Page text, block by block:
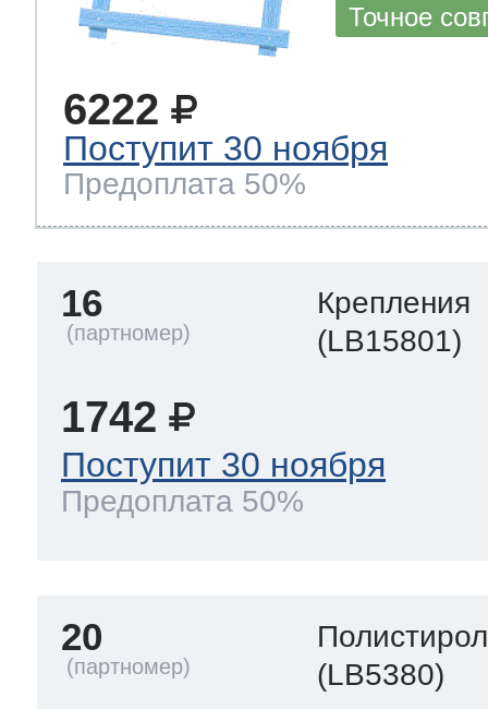
Точное
6222
Поступит 30 ноября
Предоплата 50%
16
Крепления
(LB15801)
1742
Поступит 30 ноября
Предоплата 50%
20
Полистирол
(LB5380)